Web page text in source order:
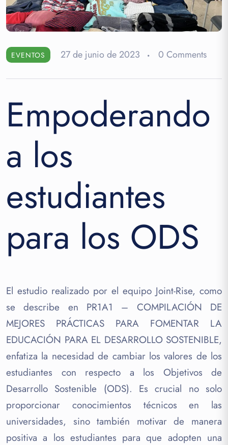
EVENTOS 27 de junio de 2023 0 Comments
Empoderando
a los
estudiantes
para los ODS
El estudio realizado por el equipo Joint-Rise, como
se describe en PR1A1 – COMPILACIÓN DE
MEJORES PRÁCTICAS PARA FOMENTAR LA
EDUCACIÓN PARA EL DESARROLLO SOSTENIBLE,
enfatiza la necesidad de cambiar los valores de los
estudiantes con respecto a los Objetivos de
Desarrollo Sostenible (ODS). Es crucial no solo
proporcionar conocimientos técnicos en las
universidades, sino también motivar de manera
positiva a los estudiantes para que adopten una